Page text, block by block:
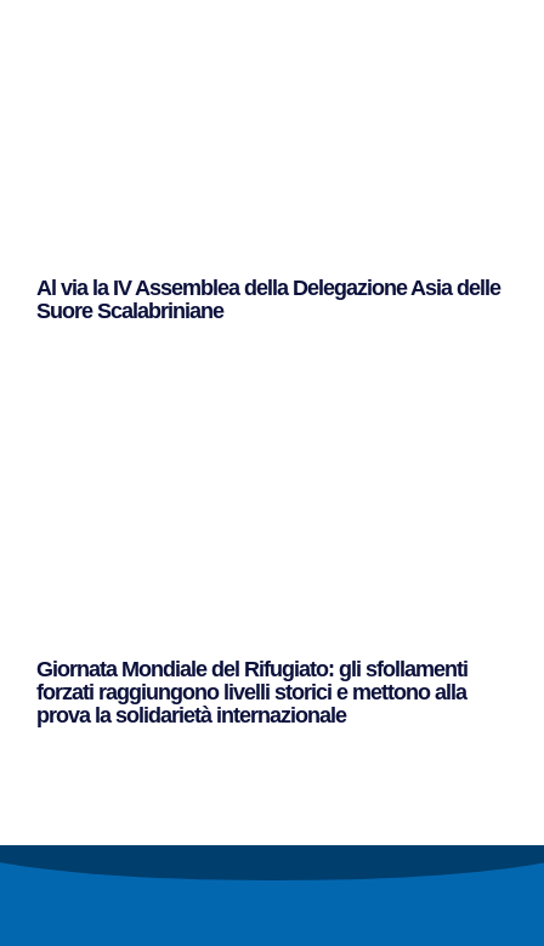
Al via la IV Assemblea della Delegazione Asia delle
Suore Scalabriniane
Giornata Mondiale del Rifugiato: gli sfollamenti
forzati raggiungono livelli storici e mettono alla
prova la solidarietà internazionale